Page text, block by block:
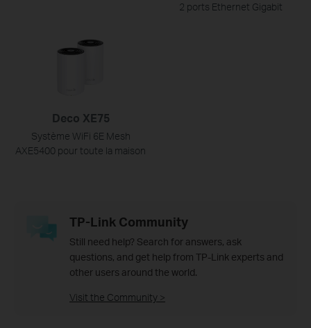
2 ports Ethernet Gigabit
Deco XE75
Système WiFi 6E Mesh
AXE5400 pour toute la maison
TP-Link Community
Still need help? Search for answers, ask
questions, and get help from TP-Link experts and
other users around the world.
Visit the Community >